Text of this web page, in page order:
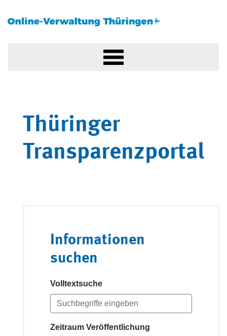
Thüringer
Transparenzportal
Informationen
suchen
Volltextsuche
Zeitraum Veröffentlichung